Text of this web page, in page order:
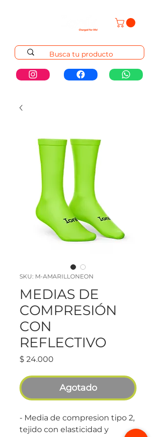
SKU: M-AMARILLONEON
MEDIAS DE
COMPRESIÓN
CON
REFLECTIVO
$ 24.000
Agotado
- Media de compresion tipo 2,
tejido con elasticidad y